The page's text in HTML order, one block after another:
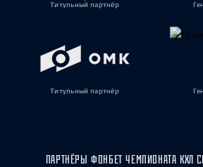
Титульный партнёр
Титульный партнёр
ПАРТНЁРЫ ФОНБЕТ ЧЕМПИОНАТА КХЛ